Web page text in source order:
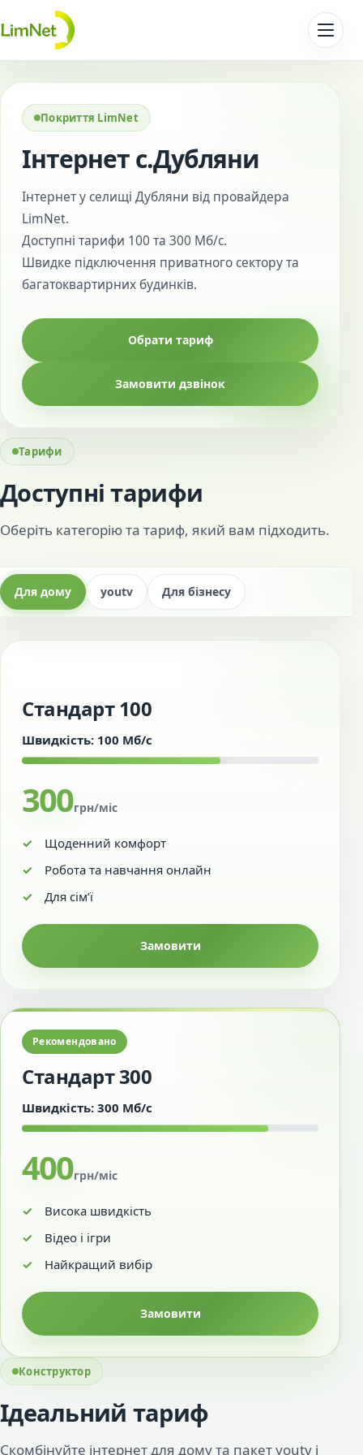
Перейти до контенту
Покриття LimNet
Інтернет с.Дубляни
Інтернет у селищі Дубляни від провайдера
LimNet.
Доступні тарифи 100 та 300 Мб/с.
Швидке підключення приватного сектору та
багатоквартирних будинків.
Обрати тариф
Замовити дзвінок
Тарифи
Доступні тарифи
Оберіть категорію та тариф, який вам підходить.
Для дому youtv Для бізнесу
Стандарт 100
Швидкість: 100 Мб/с
300грн/міс
Щоденний комфорт
Робота та навчання онлайн
Для сім’ї
Замовити
Рекомендовано
Стандарт 300
Швидкість: 300 Мб/с
400грн/міс
Висока швидкість
Відео і ігри
Найкращий вибір
Замовити
Конструктор
Ідеальний тариф
Скомбінуйте інтернет для дому та пакет youtv і